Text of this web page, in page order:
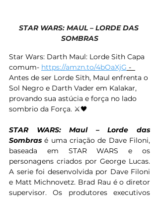
STAR WARS: MAUL – LORDE DAS
SOMBRAS
Star Wars: Darth Maul: Lorde Sith Capa
comum- https://amzn.to/4bOaXjG -
Antes de ser Lorde Sith, Maul enfrenta o
Sol Negro e Darth Vader em Kalakar,
provando sua astúcia e força no lado
sombrio da Força. ⚔️🖤
STAR WARS: Maul – Lorde das
Sombras é uma criação de Dave Filoni,
baseada em STAR WARS e os
personagens criados por George Lucas.
A serie foi desenvolvida por Dave Filoni
e Matt Michnovetz. Brad Rau é o diretor
supervisor. Os produtores executivos